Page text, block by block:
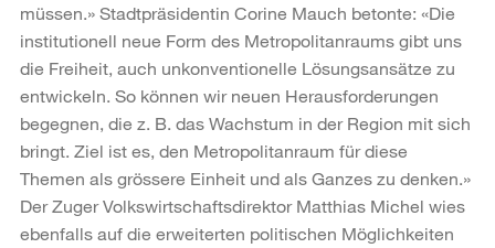
müssen.» Stadtpräsidentin Corine Mauch betonte: «Die
institutionell neue Form des Metropolitanraums gibt uns
die Freiheit, auch unkonventionelle Lösungsansätze zu
entwickeln. So können wir neuen Herausforderungen
begegnen, die z. B. das Wachstum in der Region mit sich
bringt. Ziel ist es, den Metropolitanraum für diese
Themen als grössere Einheit und als Ganzes zu denken.»
Der Zuger Volkswirtschaftsdirektor Matthias Michel wies
ebenfalls auf die erweiterten politischen Möglichkeiten